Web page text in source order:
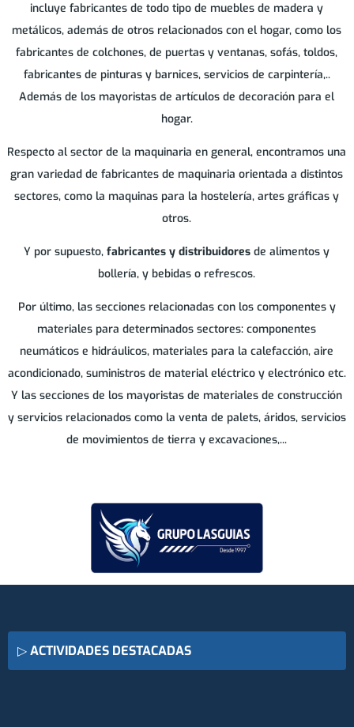
CERVELLO
CORNELLA DE LLOBREGAT
DOSRIUS
EL PRAT DE LLOBREGAT
ESPARREGUERA
ESPLUGUES DE LLOBREGAT
IGUALADA
L'HOSPITALET DE LLOBREGAT
LA GARRIGA
LES FRANQUESES DEL VALLES
MANLLEU
incluye fabricantes de todo tipo de muebles de madera y
metálicos, además de otros relacionados con el hogar, como los
fabricantes de colchones, de puertas y ventanas, sofás, toldos,
fabricantes de pinturas y barnices, servicios de carpintería,..
Además de los mayoristas de artículos de decoración para el
hogar.
Respecto al sector de la maquinaria en general, encontramos una
gran variedad de fabricantes de maquinaria orientada a distintos
sectores, como la maquinas para la hostelería, artes gráficas y
otros.
Y por supuesto,fabricantes y distribuidores de alimentos y
bollería, y bebidas o refrescos.
Por último, las secciones relacionadas con los componentes y
materiales para determinados sectores: componentes
neumáticos e hidráulicos, materiales para la calefacción, aire
acondicionado, suministros de material eléctrico y electrónico etc.
Y las secciones de los mayoristas de materiales de construcción
y servicios relacionados como la venta de palets, áridos, servicios
de movimientos de tierra y excavaciones,...
▷ACTIVIDADES DESTACADAS